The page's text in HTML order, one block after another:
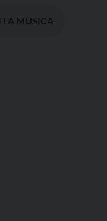
MUSICA